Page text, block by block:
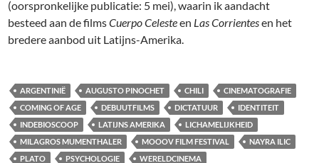
(oorspronkelijke publicatie: 5 mei), waarin ik aandacht
besteed aan de filmsCuerpo Celesteen Las Corrientesen het
bredere aanbod uit Latijns-Amerika.
ARGENTINIË AUGUSTO PINOCHET CHILI
CINEMATOGRAFIE
COMING OF AGE
DEBUUTFILMS DICTATUUR
IDENTITEIT
INDEBIOSCOOP
LATIJNS AMERIKA
LICHAMELIJKHEID
MILAGROS MUMENTHALER
MOOOV FILM FESTIVAL
NAYRA ILIC
PLATO
PSYCHOLOGIE WERELDCINEMA